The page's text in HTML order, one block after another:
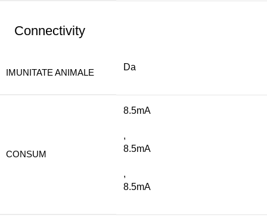
Connectivity
IMUNITATE ANIMALE
Da
CONSUM
8.5mA
,
8.5mA
,
8.5mA